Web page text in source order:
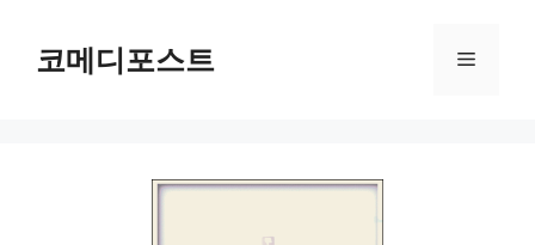
코메디포스트 메